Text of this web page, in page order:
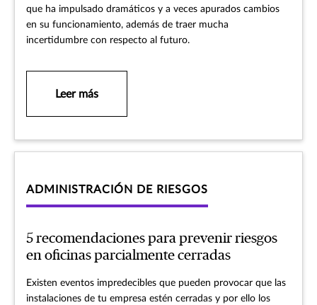
que ha impulsado dramáticos y a veces apurados cambios
en su funcionamiento, además de traer mucha
incertidumbre con respecto al futuro.
Leer más
ADMINISTRACIÓN DE RIESGOS
5 recomendaciones para prevenir riesgos
en oficinas parcialmente cerradas
Existen eventos impredecibles que pueden provocar que las
instalaciones de tu empresa estén cerradas y por ello los